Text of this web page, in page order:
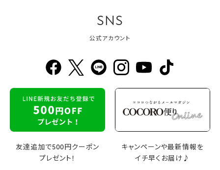
SNS
公式アカウント
友達追加で500円クーポン
プレゼント！
キャンペーンや最新情報を
イチ早くお届け♪